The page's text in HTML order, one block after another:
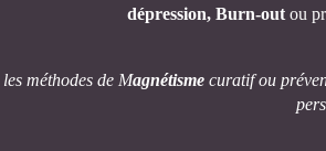
dépression, Burn-out ou
méthodes de Magnétisme curatif ou